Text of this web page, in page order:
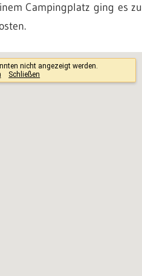
Campingplatz ging es